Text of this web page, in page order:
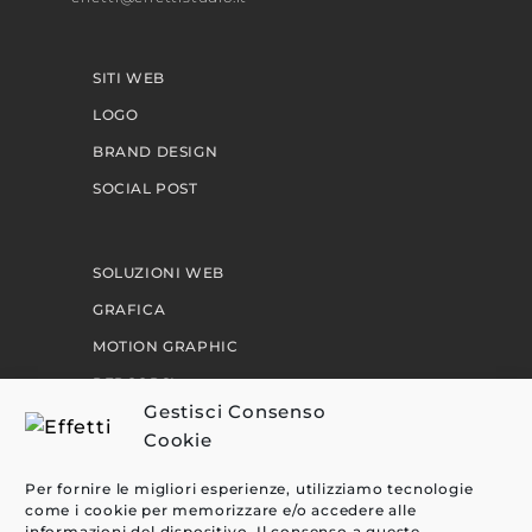
Gestisci Consenso
Cookie
Per fornire le migliori esperienze, utilizziamo tecnologie
come i cookie per memorizzare e/o accedere alle
SITI WEB
LOGO
BRAND DESIGN
SOCIAL POST
SOLUZIONI WEB
GRAFICA
MOTION GRAPHIC
PERCORSI
CLIENTI